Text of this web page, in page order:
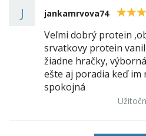
J jankamrvova74 5
Veľmi dobrý protein
srvatkovy protein
žiadne hračky,
ešte aj poradia keď im
spokojná